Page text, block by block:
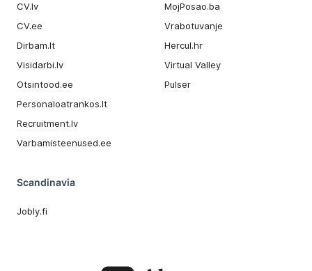
CV.lv
CV.ee
Dirbam.It
Visidarbi.lv
Otsintood.ee
Personaloatrankos.lt
Recruitment.lv
Varbamisteenused.ee
MojPosao.ba
Vrabotuvanje
Hercul.hr
Virtual Valley
Pulser
Scandinavia
Jobly.fi